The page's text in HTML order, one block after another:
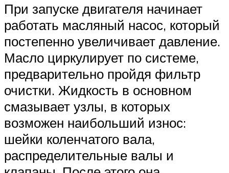
При запуске двигателя начинает
работать масляный насос, который
постепенно увеличивает давление.
Масло циркулирует по системе,
предварительно пройдя фильтр
очистки. Жидкость в основном
смазывает узлы, в которых
возможен наибольший износ:
шейки коленчатого вала,
распределительные валы и